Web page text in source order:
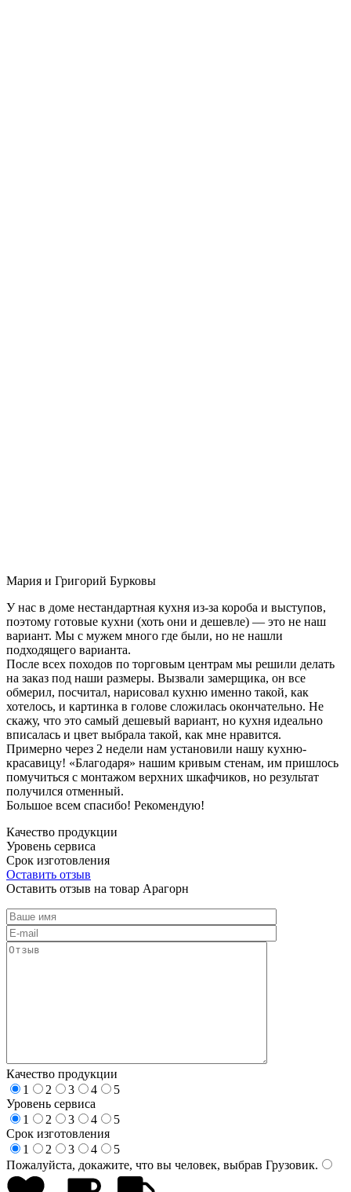
Мария и Григорий Бурковы
У нас в доме нестандартная кухня из-за короба и выступов,
поэтому готовые кухни (хоть они и дешевле) — это не наш
вариант. Мы с мужем много где были, но не нашли
подходящего варианта.
После всех походов по торговым центрам мы решили делать
на заказ под наши размеры. Вызвали замерщика, он все
обмерил, посчитал, нарисовал кухню именно такой, как
хотелось, и картинка в голове сложилась окончательно. Не
скажу, что это самый дешевый вариант, но кухня идеально
вписалась и цвет выбрала такой, как мне нравится.
Примерно через 2 недели нам установили нашу кухню-
красавицу! «Благодаря» нашим кривым стенам, им пришлось
помучиться с монтажом верхних шкафчиков, но результат
получился отменный.
Большое всем спасибо! Рекомендую!
Качество продукции
Уровень сервиса
Срок изготовления
Оставить отзыв
Оставить отзыв на товар Арагорн
Качество продукции
1
2 3 4
5
Уровень сервиса
1
2 3 4
5
Срок изготовления
1
2 3 4
5
Пожалуйста, докажите, что вы человек, выбрав Грузовик.